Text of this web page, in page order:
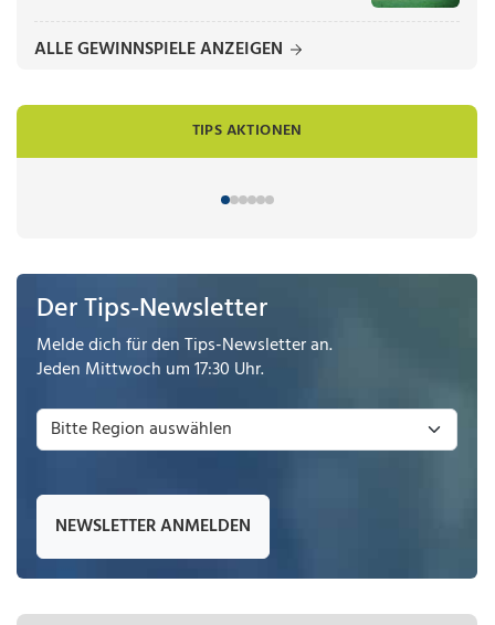
ALLE GEWINNSPIELE ANZEIGEN
TIPS AKTIONEN
Der Tips-Newsletter
Melde dich für den Tips-Newsletter an.
Jeden Mittwoch um 17:30 Uhr.
NEWSLETTER ANMELDEN